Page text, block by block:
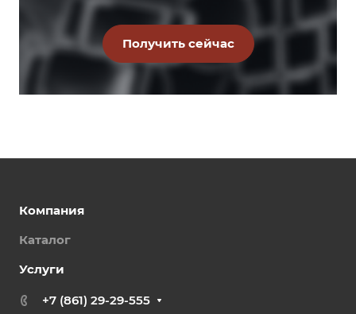
Компания
Каталог
Услуги
+7 (861) 29-29-555